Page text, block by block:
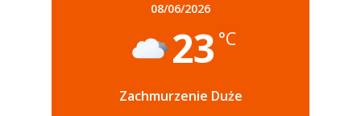
08/06/2026
23 °C
Zachmurzenie Duże